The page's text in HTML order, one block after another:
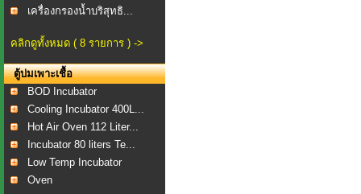
เครื่องกรองน้ำบริสุทธิ...
คลิกดูทั้งหมด ( 8 รายการ ) ->
ตู้บ่มเพาะเชื้อ
BOD Incubator
Cooling Incubator 400L...
Hot Air Oven 112 Liter...
Incubator 80 liters Te...
Low Temp Incubator
Oven